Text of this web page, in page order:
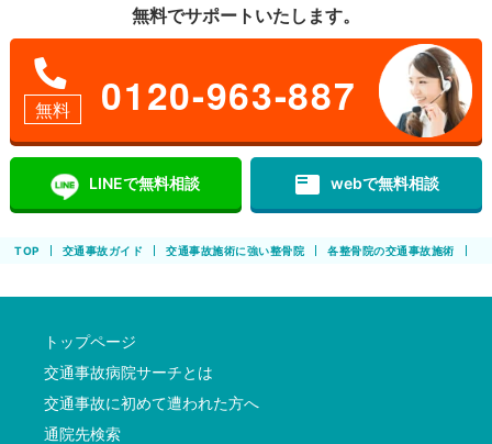
無料でサポートいたします。
無料 0120-963-887
LINEで無料相談 featured_play_list webで無料相談
TOP 交通事故ガイド 交通事故施術に強い整骨院 各整骨院の交通事故施術
トップページ
交通事故病院サーチとは
交通事故に初めて遭われた方へ
通院先検索